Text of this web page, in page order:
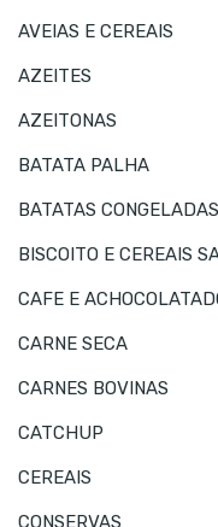
AVEIAS E CEREAIS
AZEITES
AZEITONAS
BATATA PALHA
BATATAS CONGELADAS
BISCOITO E CEREAIS
CAFE E
CARNE SECA
CARNES BOVINAS
CATCHUP
CEREAIS
CONSERVAS